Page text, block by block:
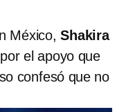
México,Shakira
el apoyo que
confesó que no